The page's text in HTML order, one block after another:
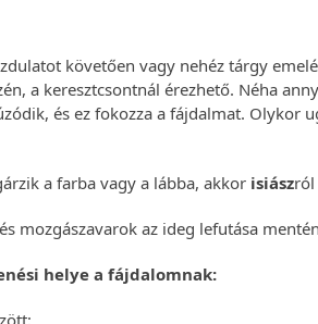
követően vagy nehéz tárgy
a keresztcsontnál érezhető. Néha
és ez fokozza a fájdalmat. Olykor
a farba vagy a lábba, akkor isiászról
mozgászavarok az ideg lefutása
helye a fájdalomnak: